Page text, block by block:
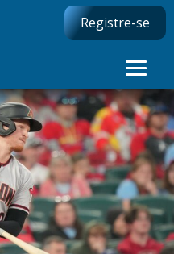
Registre-se